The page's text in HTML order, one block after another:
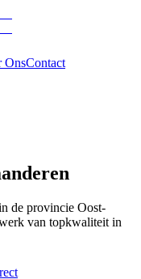
OnsContact
de provincie Oost-
van topkwaliteit in